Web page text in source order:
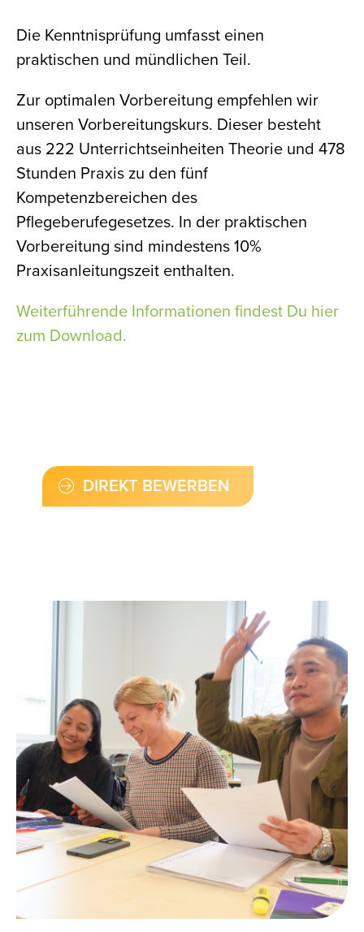
Die Kenntnisprüfung umfasst einen
praktischen und mündlichen Teil.
Zur optimalen Vorbereitung empfehlen wir
unseren Vorbereitungskurs. Dieser besteht
aus 222 Unterrichtseinheiten Theorie und 478
Stunden Praxis zu den fünf
Kompetenzbereichen des
Pflegeberufegesetzes. In der praktischen
Vorbereitung sind mindestens 10%
Praxisanleitungszeit enthalten.
Weiterführende Informationen findest Du hier
zum Download.
DIREKT BEWERBEN